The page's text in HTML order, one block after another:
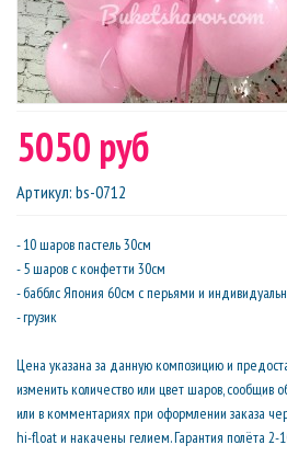
5050 руб
Артикул: bs-0712
- 10 шаров пастель 30см
- 5 шаров с конфетти 30см
- бабблс Япония 60см с перьями и
- грузик
Цена указана за данную композицию и
изменить количество или цвет шаров,
или в комментариях при оформлении заказа
hi-float и накачены гелием. Гарантия полёта 2-